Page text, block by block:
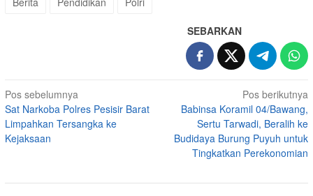
SEBARKAN
Navigasi
pos
Pos sebelumnya
Sat Narkoba Polres Pesisir Barat
Limpahkan Tersangka ke
Kejaksaan
Pos berikutnya
Babinsa Koramil 04/Bawang,
Sertu Tarwadi, Beralih ke
Budidaya Burung Puyuh untuk
Tingkatkan Perekonomian